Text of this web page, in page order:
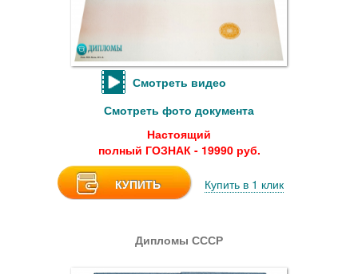
Смотреть видео
Смотреть фото документа
Настоящий
полный ГОЗНАК - 19990 руб.
КУПИТЬ Купить в 1 клик
Дипломы СССР